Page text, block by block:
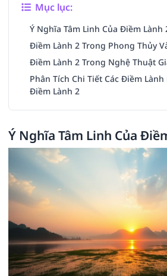
Mục lục:
Ý Nghĩa Tâm Linh Của Điềm Lành
Điềm Lành 2 Trong Phong Thủy
Điềm Lành 2 Trong Nghệ Thuật
Phân Tích Chi Tiết Các Điềm
Điềm Lành 2
Ý Nghĩa Tâm Linh Của